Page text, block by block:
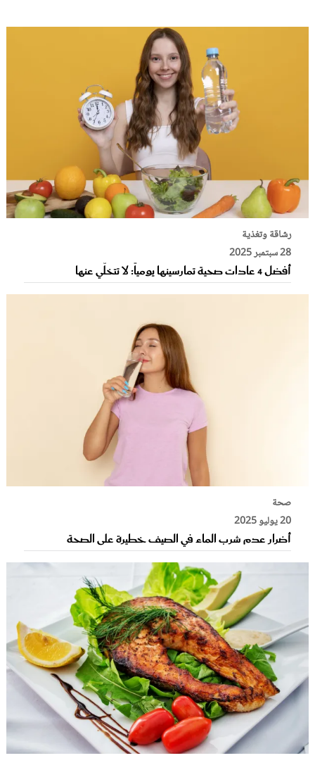
رشاقة وتغذية
28 سبتمبر 2025
أفضل 4 عادات صحية تمارسينها يومياً: لا تتخلّي عنها
صحة
20 يوليو 2025
أضرار عدم شرب الماء في الصيف خطيرة على الصحة